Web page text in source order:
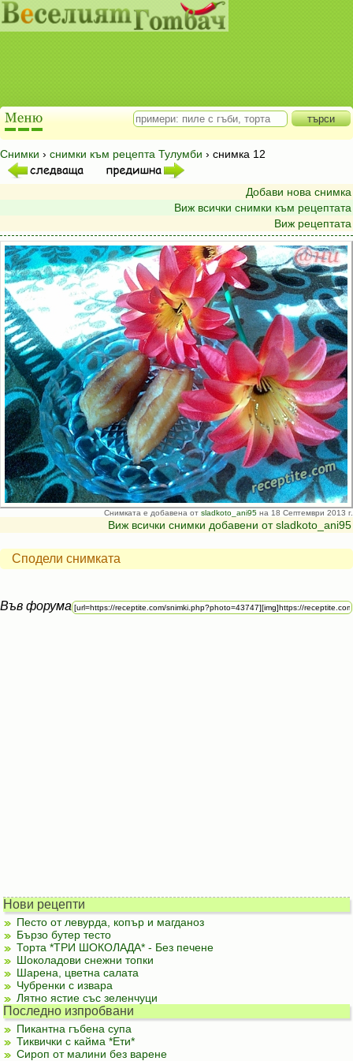
Снимки › снимки към рецепта Тулумби › снимка 12
Добави нова снимка
Виж всички снимки към рецептата
Виж рецептата
Снимката е добавена от sladkoto_ani95 на 18 Септември 2013 г.
Виж всички снимки добавени от sladkoto_ani95
Сподели снимката
Във форума
Нови рецепти
Песто от левурда, копър и магданоз
Бързо бутер тесто
Торта *ТРИ ШОКОЛАДА* - Без печене
Шоколадови снежни топки
Шарена, цветна салата
Чубренки с извара
Лятно ястие със зеленчуци
Последно изпробвани
Пикантна гъбена супа
Тиквички с кайма *Ети*
Сироп от малини без варене